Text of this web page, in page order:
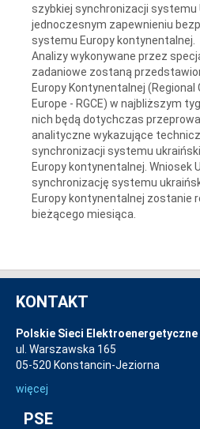
szybkiej synchronizacji systemu
jednoczesnym zapewnieniu
systemu Europy kontynentalnej.
Analizy wykonywane przez
zadaniowe zostaną
Europy Kontynentalnej (Regional
Europe - RGCE) w najbliższym
nich będą dotychczas
analityczne wykazujące
synchronizacji systemu
Europy kontynentalnej. Wniosek
synchronizację systemu
Europy kontynentalnej zostanie
bieżącego miesiąca.
KONTAKT
Polskie Sieci Elektroenergetyczne
ul. Warszawska 165
05-520 Konstancin-Jeziorna
więcej
PSE